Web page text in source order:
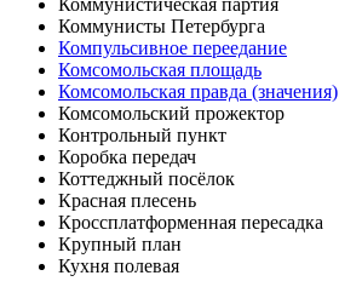
Коммунисты Петербурга
Компульсивное переедание
Комсомольская площадь
Комсомольская правда (значения)
Комсомольский прожектор
Контрольный пункт
Коробка передач
Коттеджный посёлок
Красная плесень
Кроссплатформенная пересадка
Крупный план
Кухня полевая